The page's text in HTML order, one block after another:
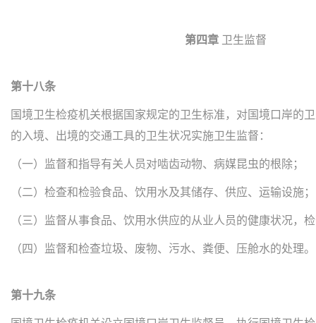
第四章 卫生监督
第十八条
国境卫生检疫机关根据国家规定的卫生标准，对国境口岸的
的入境、出境的交通工具的卫生状况实施卫生监督：
（一）监督和指导有关人员对啮齿动物、病媒昆虫的根除；
（二）检查和检验食品、饮用水及其储存、供应、运输设施；
（三）监督从事食品、饮用水供应的从业人员的健康状况，
（四）监督和检查垃圾、废物、污水、粪便、压舱水的处理。
第十九条